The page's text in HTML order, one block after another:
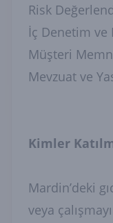
Risk
İç Denetim ve
Müşteri
Mevzuat ve
Kimler
Mardin’deki
veya